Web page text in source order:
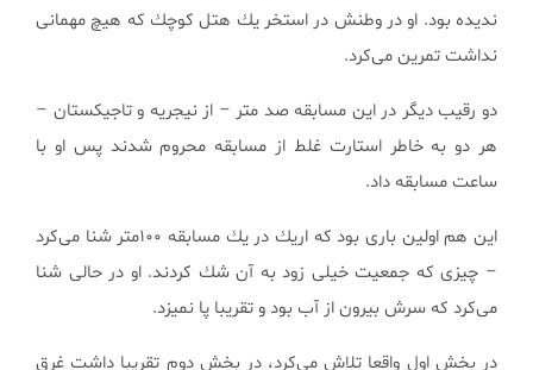
ندیده بود. او در وطنش در استخر یك هتل كوچك كه هیچ مهمانی
نداشت تمرین می‌كرد.
دو رقیب دیگر در این مسابقه صد متر – از نیجریه و تاجیكستان –
هر دو به خاطر استارت غلط از مسابقه محروم شدند پس او با
ساعت مسابقه داد.
این هم اولین باری بود كه اریك در یك مسابقه ۱۰۰متر شنا می‌كرد
– چیزی كه جمعیت خیلی زود به آن شك كردند. او در حالی شنا
می‌كرد كه سرش بیرون از آب بود و تقریبا پا نمیزد.
در بخش اول واقعا تلاش می‌كرد، در بخش دوم تقریبا داشت غرق